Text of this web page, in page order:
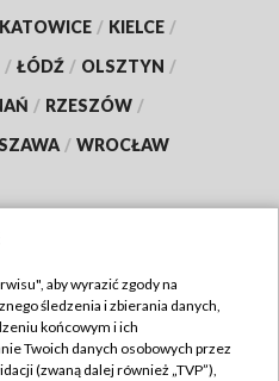
KATOWICE / KIELCE /
/ ŁÓDŹ / OLSZTYN /
/ RZESZÓW /
/ WROCŁAW
TVP
TVP
aby wyrazić zgody na
śledzenia i zbierania danych,
końcowym i ich
Twoich danych osobowych przez
(zwaną dalej również „TVP”),